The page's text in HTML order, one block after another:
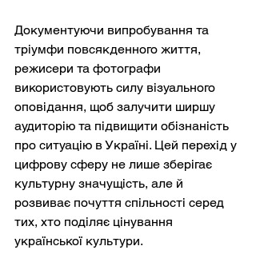
Документуючи випробування та
тріумфи повсякденного життя,
режисери та фотографи
використовують силу візуального
оповідання, щоб залучити ширшу
аудиторію та підвищити обізнаність
про ситуацію в Україні. Цей перехід у
цифрову сферу не лише зберігає
культурну значущість, але й
розвиває почуття спільності серед
тих, хто поділяє цінування
української культури.